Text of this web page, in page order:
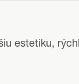
estetiku,